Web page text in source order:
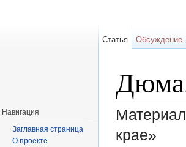
крае»
Статья Обсуждение
Навигация
Заглавная страница
О проекте